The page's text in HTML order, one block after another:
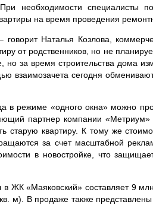
необходимости специалисты
на время проведения
Наталья Козлова,
от родственников, но не
за время строительства дома
взаимозачета сегодня
в режиме «одного окна» можно
партнер компании «Метриум»
квартиру. К тому же
за счет масштабной
в новостройке, что
ЖК «Маяковский» составляет 9
м). В продаже также